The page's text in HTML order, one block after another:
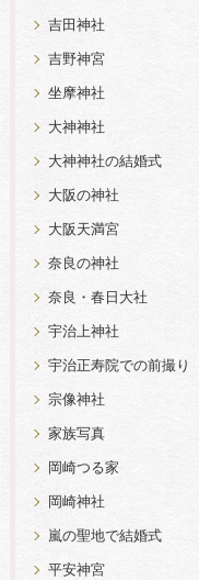
吉田神社
吉野神宮
坐摩神社
大神神社
大神神社の結婚式
大阪の神社
大阪天満宮
奈良の神社
奈良・春日大社
宇治上神社
宇治正寿院での前撮り
宗像神社
家族写真
岡崎つる家
岡崎神社
嵐の聖地で結婚式
平安神宮